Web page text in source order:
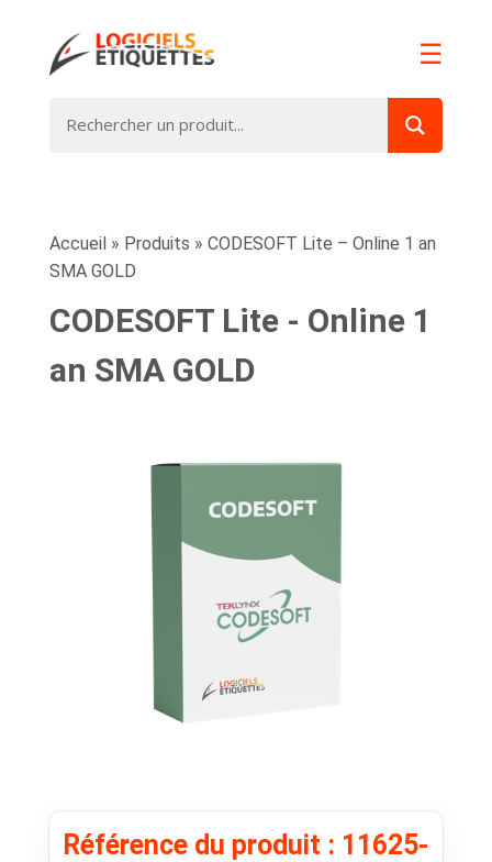
☰
Accueil » Produits » CODESOFT Lite – Online 1 an
SMA GOLD
CODESOFT Lite - Online 1
an SMA GOLD
Référence du produit : 11625-